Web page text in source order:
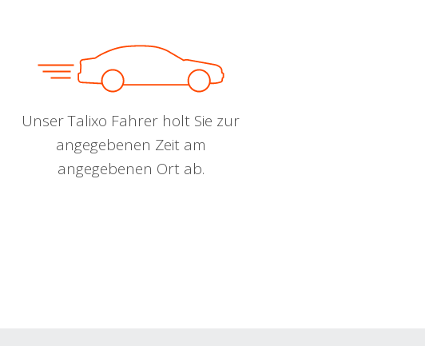
Unser Talixo Fahrer holt Sie zur
angegebenen Zeit am
angegebenen Ort ab.